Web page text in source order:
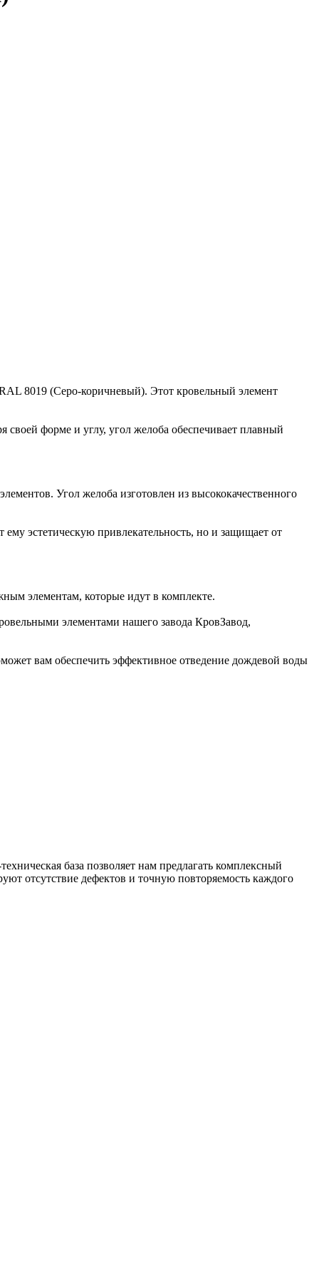
8019 (Серо-коричневый). Этот кровельный элемент
своей форме и углу, угол желоба обеспечивает плавный
Угол желоба изготовлен из высококачественного
эстетическую привлекательность, но и защищает от
элементам, которые идут в комплекте.
элементами нашего завода КровЗавод,
вам обеспечить эффективное отведение дождевой воды
база позволяет нам предлагать комплексный
отсутствие дефектов и точную повторяемость каждого